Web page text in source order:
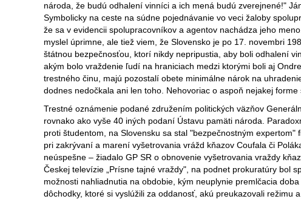
národa, že budú odhalení vinníci a ich mená budú zverejnené!"
Symbolicky na ceste na súdne pojednávanie vo veci žaloby
že sa v evidencii spolupracovníkov a agentov nachádza jeho
myslel úprimne, ale tiež viem, že Slovensko je po 17. novembri
štátnou bezpečnosťou, ktorí nikdy nepripustia, aby boli odhalení
akým bolo vraždenie ľudí na hraniciach medzi ktorými boli aj
trestného činu, majú pozostalí obete minimálne nárok na
dodnes nedočkala ani len toho. Nehovoriac o aspoň nejakej
Trestné oznámenie podané združením politických väzňov
rovnako ako vyše 40 iných podaní Ústavu pamäti národa.
proti študentom, na Slovensku sa stal "bezpečnostným
pri zakrývaní a marení vyšetrovania vrážd kňazov Coufala či
neúspešne – žiadalo GP SR o obnovenie vyšetrovania vraždy
Českej televízie „Prísne tajné vraždy", na podnet prokuratúry bol
možnosti nahliadnutia na obdobie, kým neuplynie premlčacia
dôchodky, ktoré si vyslúžili za oddanosť, akú preukazovali režimu